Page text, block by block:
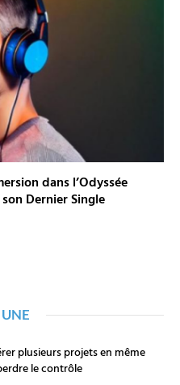
dans l’Odyssée
Dernier Single
plusieurs projets en même
le contrôle